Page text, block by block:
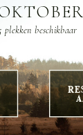
plekken beschikbaar